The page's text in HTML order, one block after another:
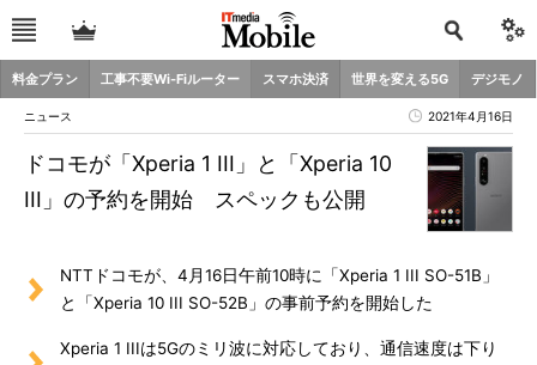
料金プラン 工事不要Wi-Fiルーター スマホ決済 世界を変える5G デジモノ
ニュース 2021年4月16日
ドコモが「Xperia 1 III」と「Xperia 10
III」の予約を開始 スペックも公開
NTTドコモが、4月16日午前10時に「Xperia 1 III SO-51B」
と「Xperia 10 III SO-52B」の事前予約を開始した
Xperia 1 IIIは5Gのミリ波に対応しており、通信速度は下り